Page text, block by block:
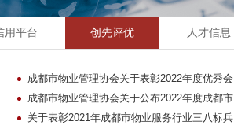
用平台 创先评优 人才信息
成都市物业管理协会关于表彰2022年度优秀会
员和优秀供应商会员的决定
成都市物业管理协会关于公布2022年度成都市
物业服务示范项目的通知
关于表彰2021年成都市物业服务行业三八标兵